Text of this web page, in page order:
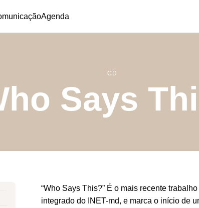
Agenda
CD
Says
“Who Says This?” É o mais recente
integrado do INET-md, e marca o início de